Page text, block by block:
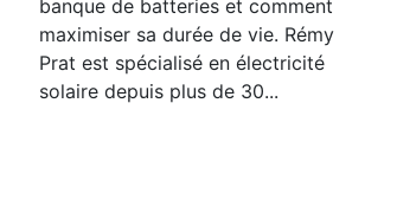
banque de batteries et comment
maximiser sa durée de vie. Rémy
Prat est spécialisé en électricité
solaire depuis plus de 30...